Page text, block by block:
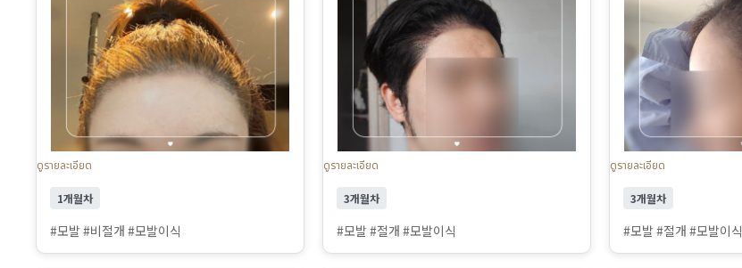
ดูรายละเอียด
1개월차
#모발 #비절개 #모발이식
ดูรายละเอียด
3개월차
#모발 #절개 #모발이식
ดูรายละเอียด
3개월차
#모발 #절개 #모발이식